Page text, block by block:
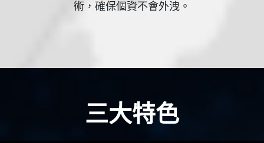
術，確保個資不會外洩。
三大特色